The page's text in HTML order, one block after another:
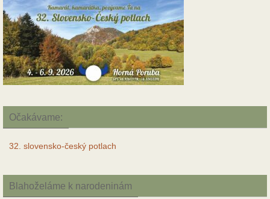
Očakávame:
32. slovensko-český potlach
Blahoželáme k narodeninám